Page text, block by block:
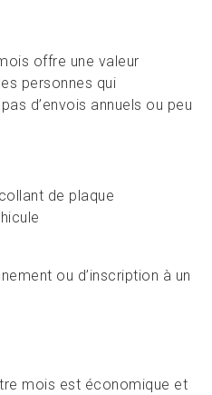
offre une valeur
personnes qui
d’envois annuels ou peu
de plaque
ou d’inscription à un
mois est économique et